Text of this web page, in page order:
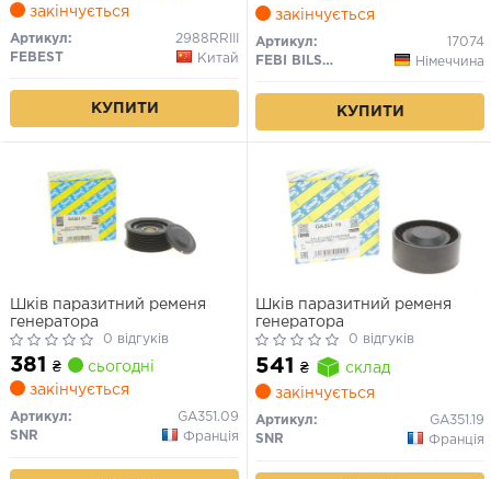
закінчується
Артикул:
2988RRIII
FEBEST
Китай
КУПИТИ
закінчується
Артикул:
17074
FEBI BILSTEIN
Німеччина
КУПИТИ
Шків паразитний ременя
генератора
0 відгуків
381 ₴
сьогодні
закінчується
Артикул:
GA351.09
SNR
Франція
Шків паразитний ременя
генератора
0 відгуків
541 ₴
склад
закінчується
Артикул:
GA351.19
SNR
Франція